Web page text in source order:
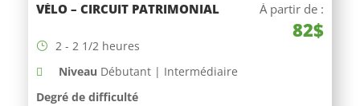
VÉLO – CIRCUIT PATRIMONIAL À partir de :
82$
2 - 2 1/2 heures
Niveau Débutant | Intermédiaire
Degré de difficulté